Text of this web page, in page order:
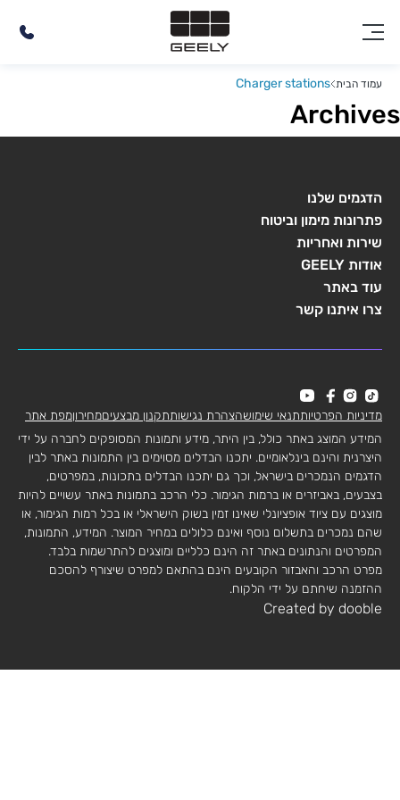
עמוד הבית Charger stations
Archives
הדגמים שלנו
פתרונות מימון וביטוח
שירות ואחריות
אודות GEELY
עוד באתר
צרו איתנו קשר
מדיניות הפרטיותתנאי שימושהצהרת נגישותתקנון מבצעיםמחירוןמפת אתר
המידע המוצג באתר כולל, בין היתר, מידע ותמונות המסופקים לחברה על ידי
היצרנית והינם בינלאומיים. יתכנו הבדלים מסוימים בין התמונות באתר לבין
הדגמים הנמכרים בישראל, וכך גם יתכנו הבדלים בתכונות, במפרטים,
בצבעים, באביזרים או ברמות הגימור. כלי הרכב בתמונות באתר עשויים להיות
מוצגים עם ציוד אופציונלי שאינו זמין בשוק הישראלי או בכל רמות הגימור, או
שהם נמכרים בתשלום נוסף ואינם כלולים במחיר המוצר. המידע, התמונות,
המפרטים והנתונים באתר זה הינם כלליים ומוצגים להתרשמות בלבד.
מפרט הרכב והאבזור הקובעים הינם בהתאם למפרט שיצורף להסכם
ההזמנה שיחתם על ידי הלקוח.
Created by dooble